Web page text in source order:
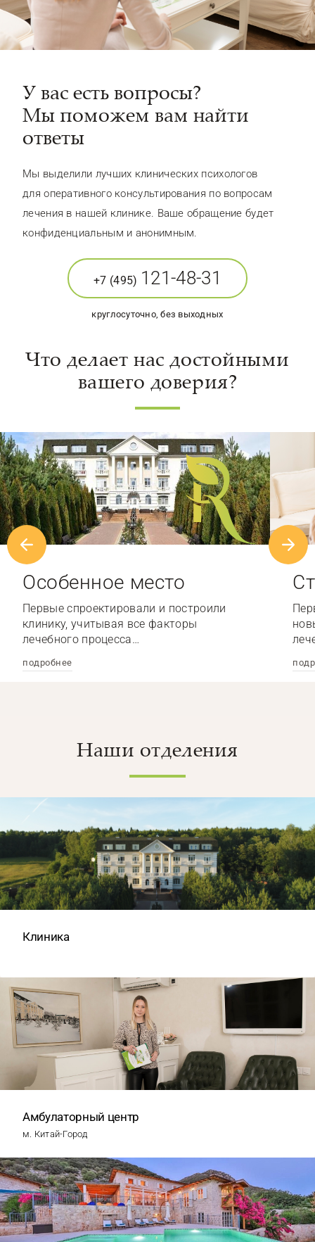
У вас есть вопросы?
Мы поможем вам найти
ответы
Мы выделили лучших клинических психологов
для оперативного консультирования по вопросам
лечения в нашей клинике. Ваше обращение будет
конфиденциальным и анонимным.
+7 (495) 121-48-31
круглосуточно, без выходных
Что делает нас достойными
вашего доверия?
Особенное место
Первые спроектировали и построили
клинику, учитывая все факторы
лечебного процесса…
подробнее
Наши отделения
Клиника
Амбулаторный центр
м. Китай-Город